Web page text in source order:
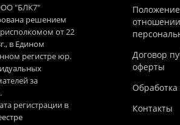
"БЛК7"
решением
от 22
в Едином
регистре юр.
за
регистрации в
Договор
оферты
Контакты